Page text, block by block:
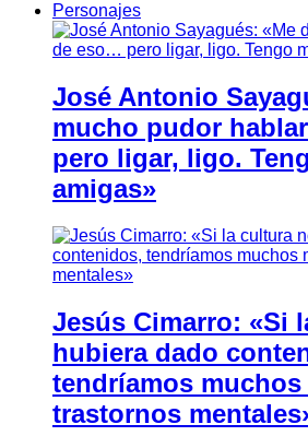
Personajes
José Antonio
mucho pudor
pero ligar, ligo.
amigas»
Jesús Cimarro: «Si
hubiera dado
tendríamos muchos
trastornos